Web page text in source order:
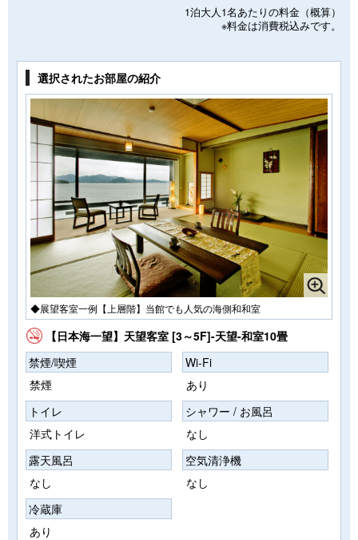
1泊大人1名あたりの料金（概算）
※料金は消費税込みです。
選択されたお部屋の紹介
◆展望客室一例【上層階】当館でも人気の海側和和室
【日本海一望】天望客室 [3～5F]-天望-和室10畳
禁煙/喫煙
禁煙
Wi-Fi
あり
トイレ
洋式トイレ
シャワー / お風呂
なし
露天風呂
なし
空気清浄機
なし
冷蔵庫
あり